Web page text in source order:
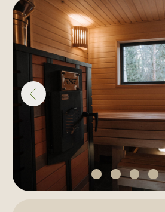
летняя кухня
ЗАБРОНИРОВАТЬ
ПОДРОБНЕЕ
Вся необходимая техника:
кондиционер, телевизор, аудио-
система, система караоке, Wi-Fi,
холодильник, микроволновка, фен
Малая аквазона №3